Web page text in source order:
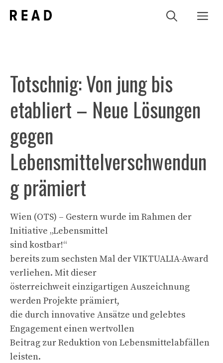
Inhalt
Totschnig: Von jung bis
etabliert – Neue Lösungen
gegen
Lebensmittelverschwendun
g prämiert
Wien (OTS) – Gestern wurde im Rahmen der
Initiative „Lebensmittel
sind kostbar!“
bereits zum sechsten Mal der VIKTUALIA-Award
verliehen. Mit dieser
österreichweit einzigartigen Auszeichnung
werden Projekte prämiert,
die durch innovative Ansätze und gelebtes
Engagement einen wertvollen
Beitrag zur Reduktion von Lebensmittelabfällen
leisten.